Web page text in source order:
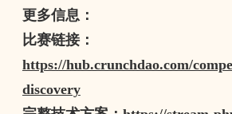
更多信息：
比赛链接：
https://hub.crunchdao.com/
discovery